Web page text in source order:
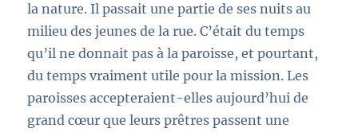
la nature. Il passait une partie de ses nuits au
milieu des jeunes de la rue. C’était du temps
qu’il ne donnait pas à la paroisse, et pourtant,
du temps vraiment utile pour la mission. Les
paroisses accepteraient-elles aujourd’hui de
grand cœur que leurs prêtres passent une